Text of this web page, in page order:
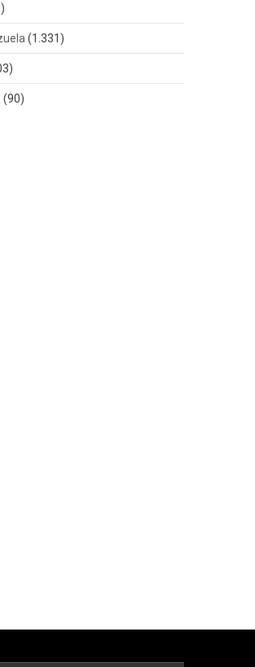
(1.331)
(90)